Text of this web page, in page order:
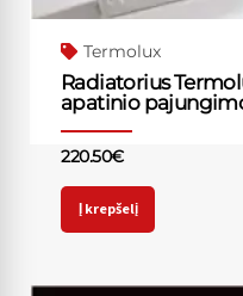
Termolux
Radiatorius
apatinio
220.50€
Į krepšelį